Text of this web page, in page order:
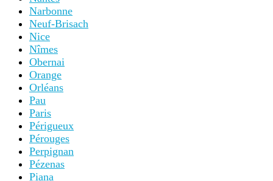
Narbonne
Neuf-Brisach
Nice
Nîmes
Obernai
Orange
Orléans
Pau
Paris
Périgueux
Pérouges
Perpignan
Pézenas
Piana